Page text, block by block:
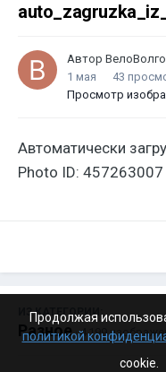
Автор
1 мая
43
Просмотр
Автоматически
Photo ID: 457263007
ИЗ КАТЕГОРИИ:
Разное · 4 199
Продолжая
политикой
cookie.